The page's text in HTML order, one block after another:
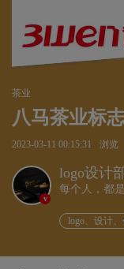
茶业
八马茶业标
2023-03-11 00:15:31 浏览
v
logo设计
每个人，都
logo、设计